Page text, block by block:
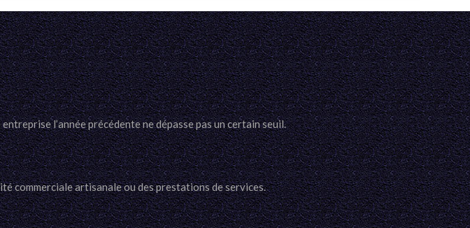
l’année précédente ne dépasse pas un certain seuil.
commerciale artisanale ou des prestations de services.